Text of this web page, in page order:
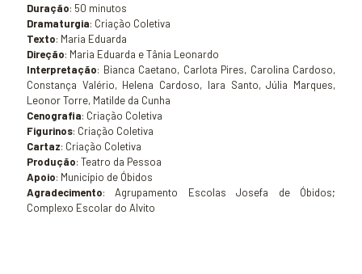
Duração: 50 minutos
Dramaturgia: Criação Coletiva
Texto: Maria Eduarda
Direção: Maria Eduarda e Tânia Leonardo
Interpretação: Bianca Caetano, Carlota Pires, Carolina Cardoso,
Constança Valério, Helena Cardoso, Iara Santo, Júlia Marques,
Leonor Torre, Matilde da Cunha
Cenografia: Criação Coletiva
Figurinos: Criação Coletiva
Cartaz: Criação Coletiva
Produção: Teatro da Pessoa
Apoio: Município de Óbidos
Agradecimento: Agrupamento Escolas Josefa de Óbidos;
Complexo Escolar do Alvito